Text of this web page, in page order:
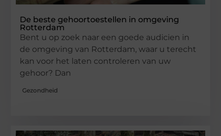
De beste gehoortoestellen in omgeving
Rotterdam
Bent u op zoek naar een goede audicien in
de omgeving van Rotterdam, waar u terecht
kan voor het laten controleren van uw
gehoor? Dan
Gezondheid